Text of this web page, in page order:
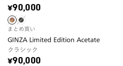
¥90,000
まとめ買い
GINZA Limited Edition Acetate
クラシック
¥90,000